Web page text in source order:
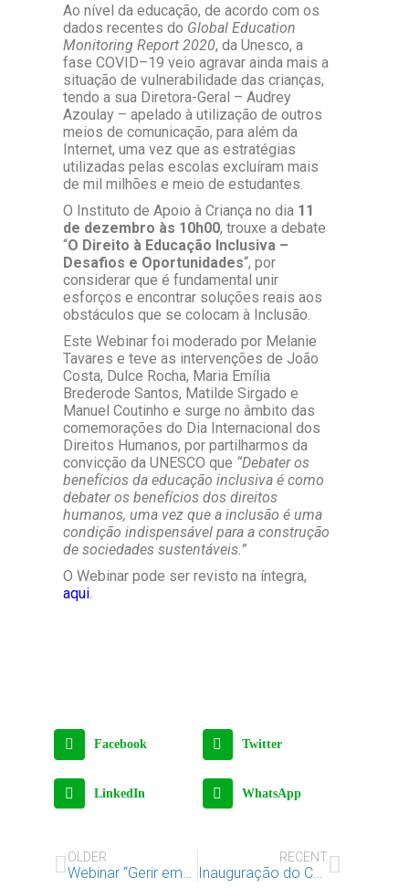
Ao nível da educação, de acordo com os
dados recentes do Global Education
Monitoring Report 2020, da Unesco, a
fase COVID–19 veio agravar ainda mais a
situação de vulnerabilidade das crianças,
tendo a sua Diretora-Geral – Audrey
Azoulay – apelado à utilização de outros
meios de comunicação, para além da
Internet, uma vez que as estratégias
utilizadas pelas escolas excluíram mais
de mil milhões e meio de estudantes.
O Instituto de Apoio à Criança no dia 11
de dezembro às 10h00, trouxe a debate
“O Direito à Educação Inclusiva –
Desafios e Oportunidades“, por
considerar que é fundamental unir
esforços e encontrar soluções reais aos
obstáculos que se colocam à Inclusão.
Este Webinar foi moderado por Melanie
Tavares e teve as intervenções de João
Costa, Dulce Rocha, Maria Emília
Brederode Santos, Matilde Sirgado e
Manuel Coutinho e surge no âmbito das
comemorações do Dia Internacional dos
Direitos Humanos, por partilharmos da
convicção da UNESCO que “Debater os
benefícios da educação inclusiva é como
debater os benefícios dos direitos
humanos, uma vez que a inclusão é uma
condição indispensável para a construção
de sociedades sustentáveis.”
O Webinar pode ser revisto na íntegra,
aqui.
Facebook Twitter
LinkedIn WhatsApp
OLDER
Webinar “Gerir emoções em tempos incertos – À conversa com o psicólogo Manuel Coutinho”
RECENT
Inauguração do Consultório Social do IAC em Lisboa